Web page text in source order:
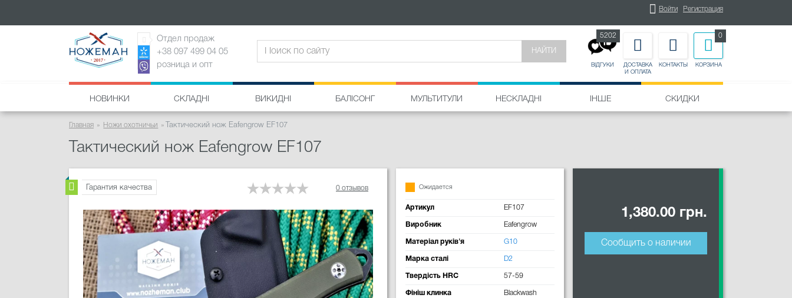
Войти Регистрация
Отдел продаж
+38 097 499 04 05
розница и опт
НАЙТИ
ВІДГУКИ
5202
ДОСТАВКА
И ОПЛАТА
КОНТАКТЫ КОРЗИНА
0
НОВИНКИ СКЛАДНІ ВИКИДНІ БАЛІСОНГ МУЛЬТИТУЛИ НЕСКЛАДНІ ІНШЕ СКИДКИ
Главная Ножи охотничьи Тактический нож Eafengrow EF107
Тактический нож Eafengrow EF107
Гарантия качества 0 отзывов Ожидается
Артикул EF107
Виробник Eafengrow
Матеріал руків'я G10
Марка сталі D2
Твердість HRC 57-59
Фініш клинка Blackwash
1,380.00 грн.
Сообщить о наличии